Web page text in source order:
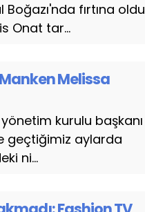
fırtına oldu
Onat tar...
Melissa
kurulu başkanı
geçtiğimiz aylarda
ni...